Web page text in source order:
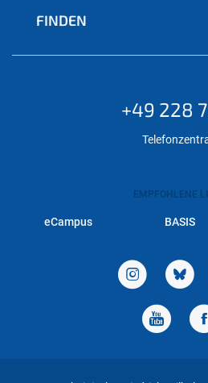
FINDEN
+49 228
EMPFOHLENE
eCampus BASIS